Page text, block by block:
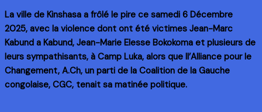
La ville de Kinshasa a frôlé le pire ce samedi 6 Décembre
2025, avec la violence dont ont été victimes Jean-Marc
Kabund a Kabund, Jean-Marie Elesse Bokokoma et plusieurs de
leurs sympathisants, à Camp Luka, alors que ll’Alliance pour le
Changement, A.Ch, un parti de la Coalition de la Gauche
congolaise, CGC, tenait sa matinée politique.